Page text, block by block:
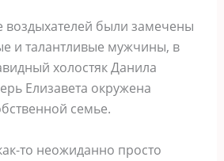
воздыхателей были замечены
и талантливые мужчины, в
холостяк Данила
Елизавета окружена
семье.
то неожиданно просто